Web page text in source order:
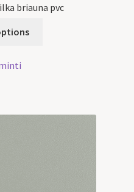
briauna pvc